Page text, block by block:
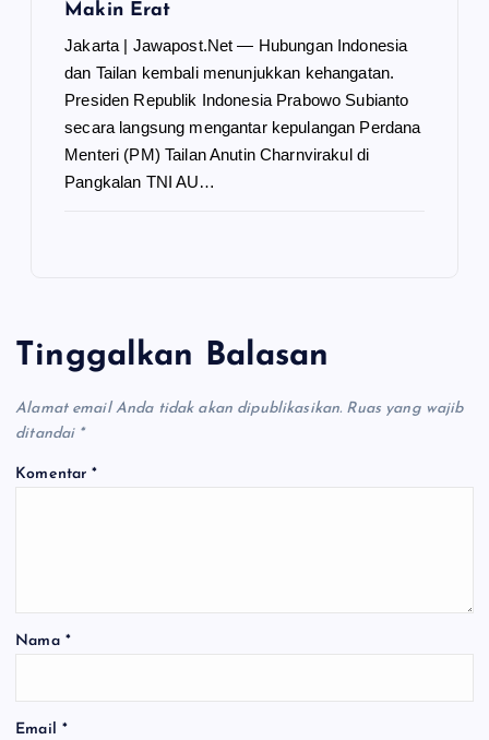
Makin Erat
Jakarta | Jawapost.Net — Hubungan Indonesia
dan Tailan kembali menunjukkan kehangatan.
Presiden Republik Indonesia Prabowo Subianto
secara langsung mengantar kepulangan Perdana
Menteri (PM) Tailan Anutin Charnvirakul di
Pangkalan TNI AU…
Tinggalkan Balasan
Alamat email Anda tidak akan dipublikasikan. Ruas yang wajib
ditandai *
Komentar*
Nama *
Email *